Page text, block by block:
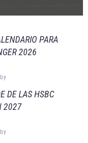
PARA
2026
DE LAS HSBC
2027